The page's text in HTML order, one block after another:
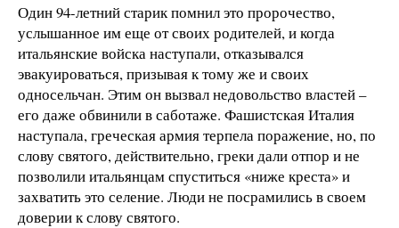
Один 94-летний старик помнил это пророчество,
услышанное им еще от своих родителей, и когда
итальянские войска наступали, отказывался
эвакуироваться, призывая к тому же и своих
односельчан. Этим он вызвал недовольство властей –
его даже обвинили в саботаже. Фашистская Италия
наступала, греческая армия терпела поражение, но, по
слову святого, действительно, греки дали отпор и не
позволили итальянцам спуститься «ниже креста» и
захватить это селение. Люди не посрамились в своем
доверии к слову святого.